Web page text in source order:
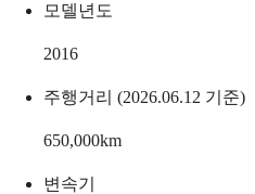
모델년도
2016
주행거리 (2026.06.12 기준)
650,000km
변속기